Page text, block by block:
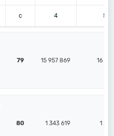
c 4 5
79 15 957 869 16
80 1 343 619 1